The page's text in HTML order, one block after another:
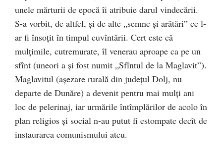
unele mărturii de epocă îi atribuie darul vindecării.
S-a vorbit, de altfel, şi de alte „semne şi arătări” ce l-
ar fi însoţit în timpul cuvîntării. Cert este că
mulţimile, cutremurate, îl venerau aproape ca pe un
sfînt (uneori a şi fost numit „Sfîntul de la Maglavit”).
Maglavitul (aşezare rurală din judeţul Dolj, nu
departe de Dunăre) a devenit pentru mai mulţi ani
loc de pelerinaj, iar urmările întîmplărilor de acolo în
plan religios şi social n-au putut fi estompate decît de
instaurarea comunismului ateu.